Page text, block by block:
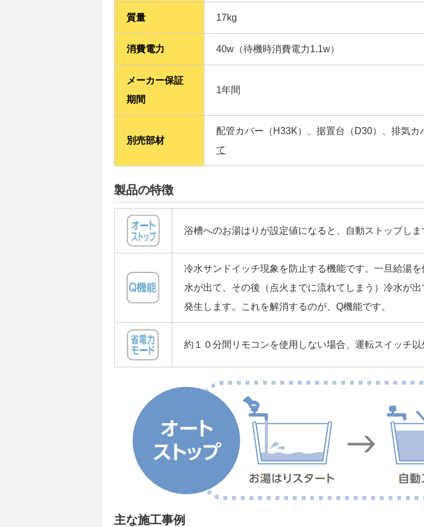
質量 17kg
消費電力 40w（待機時消費電力1.1w）
メーカー保証
期間
1年間
別売部材
配管カバー（H33K）、据置台（D30）、排気
て
製品の特徴
浴槽へのお湯はりが設定値になると、自動ストップしま
冷水サンドイッチ現象を防止する機能です。一旦給湯
水が出て、その後（点火までに流れてしまう）冷水が
発生します。これを解消するのが、Q機能です。
約１０分間リモコンを使用しない場合、運転スイッチ
主な施工事例